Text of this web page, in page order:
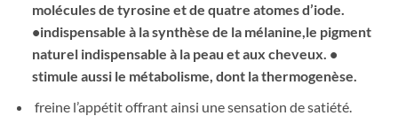
molécules de tyrosine et de quatre atomes d’iode.
•indispensable à la synthèse de la mélanine,le pigment
naturel indispensable à la peau et aux cheveux. •
stimule aussi le métabolisme, dont la thermogenèse.
freine l’appétit offrant ainsi une sensation de satiété.